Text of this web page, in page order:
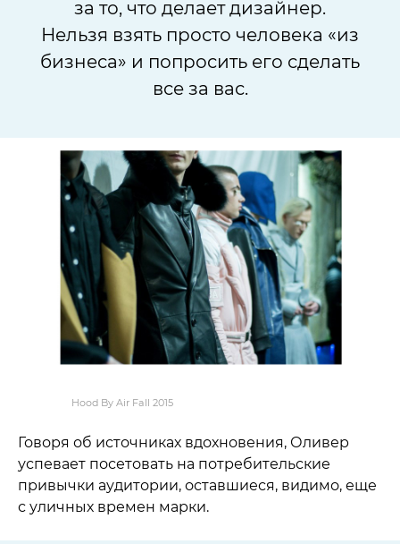
за то, что делает дизайнер.
Нельзя взять просто человека «из
бизнеса» и попросить его сделать
все за вас.
Hood By Air Fall 2015
Говоря об источниках вдохновения, Оливер
успевает посетовать на потребительские
привычки аудитории, оставшиеся, видимо, еще
с уличных времен марки.